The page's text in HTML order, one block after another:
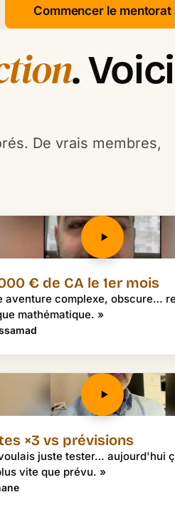
Commencer le mentorat
.
De vrais membres,
€ de CA le 1er mois
aventure complexe, obscure…
mathématique. »
×3 vs prévisions
juste tester… aujourd'hui
vite que prévu. »